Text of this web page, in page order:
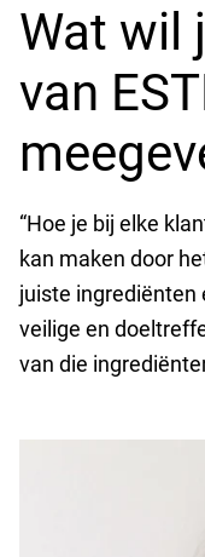
Wat wil
van
“Hoe je bij elke
kan maken door
juiste ingrediënten
veilige en
van die